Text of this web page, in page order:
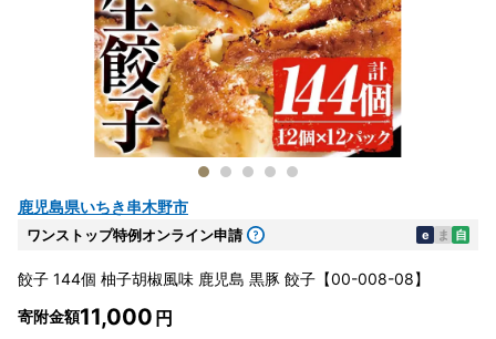
鹿児島県いちき串木野市
ワンストップ特例オンライン申請 e ま 自
餃子 144個 柚子胡椒風味 鹿児島 黒豚 餃子【00-008-08】
寄附金額11,000